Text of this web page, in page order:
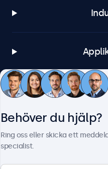
Behöver du hjälp?
Ring oss eller skicka ett
specialist.